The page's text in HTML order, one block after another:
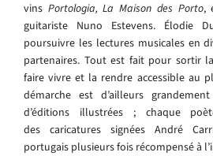
vins Portologia, La Maison des Porto,
guitariste Nuno Estevens. Élodie
poursuivre les lectures musicales en
partenaires. Tout est fait pour sortir
faire vivre et la rendre accessible au
démarche est d’ailleurs
d’éditions illustrées ; chaque
des caricatures signées André
portugais plusieurs fois récompensé à